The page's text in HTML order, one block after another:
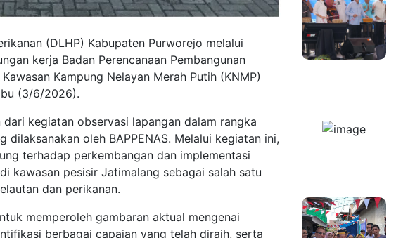
(DLHP) Kabupaten Purworejo melalui
kerja Badan Perencanaan Pembangunan
Kampung Nelayan Merah Putih (KNMP)
(3/6/2026).
kegiatan observasi lapangan dalam rangka
oleh BAPPENAS. Melalui kegiatan ini,
terhadap perkembangan dan implementasi
kawasan pesisir Jatimalang sebagai salah satu
dan perikanan.
memperoleh gambaran aktual mengenai
berbagai capaian yang telah diraih, serta